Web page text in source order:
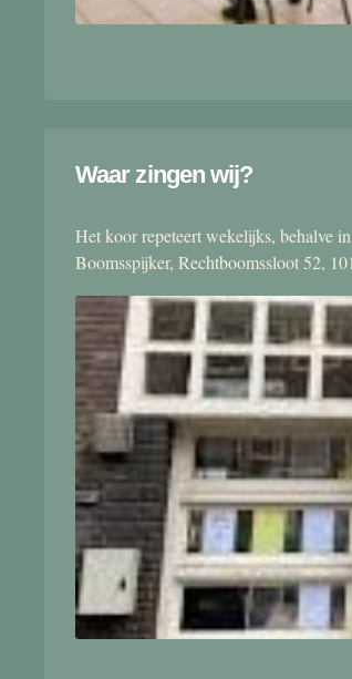
Waar zingen wij?
Het koor repeteert wekelijks, behalve
Boomsspijker, Rechtboomssloot 52,